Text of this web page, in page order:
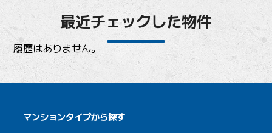
最近チェックした物件
履歴はありません。
マンションタイプから探す